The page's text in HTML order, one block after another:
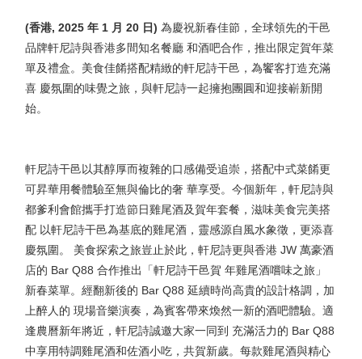
(香港, 2025 年 1 月 20 日) 為慶祝新春佳節，全球領先的干邑
品牌軒尼詩與香港多間知名餐廳 和酒吧合作，推出限定賀年菜
單及禮盒。美食佳餚搭配精緻的軒尼詩干邑，為饗客打造充滿
喜 慶氛圍的味覺之旅，與軒尼詩一起擁抱團圓和迎接嶄新開
始。
軒尼詩干邑以其醇厚而複雜的口感備受追崇，搭配中式菜餚更
可昇華用餐體驗至無與倫比的奢 華享受。今個新年，軒尼詩與
都爹利會館攜手打造節日雞尾酒及賀年套餐，滋味美食完美搭
配 以軒尼詩干邑為基底的雞尾酒，靈感源自風水象徵，更添喜
慶氛圍。 美食探索之旅豈止於此，軒尼詩更與香港 JW 萬豪酒
店的 Bar Q88 合作推出「軒尼詩干邑賀 年雞尾酒嚐味之旅」
新春菜單。經翻新後的 Bar Q88 延續時尚高貴的設計格調，加
上醉人的 現場音樂演奏，為賓客帶來煥然一新的酒吧體驗。適
逢農曆新年將近，軒尼詩誠邀大家一同到 充滿活力的 Bar Q88
中享用特調雞尾酒和佐酒小吃，共賀新歲。每款雞尾酒與精心